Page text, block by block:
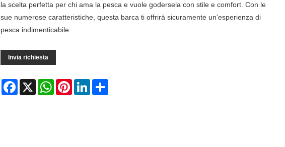
la scelta perfetta per chi ama la pesca e vuole godersela con stile e comfort. Con le
sue numerose caratteristiche, questa barca ti offrirà sicuramente un'esperienza di
pesca indimenticabile.
Invia richiesta
Facebook
X WhatsAppPinterestLinkedIn